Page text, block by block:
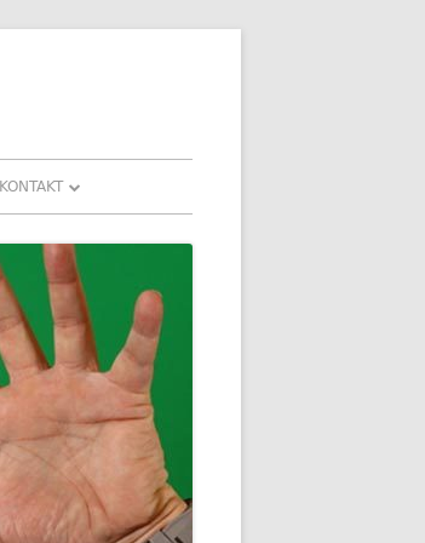
KONTAKT
DOWNLOADS
FAQ
DATENSCHUTZ
IMPRESSUM